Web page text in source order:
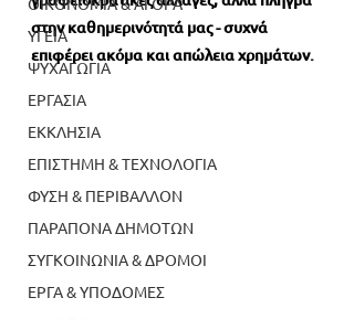
ΥΓΕΙΑ
ΨΥΧΑΓΩΓΙΑ
ΕΡΓΑΣΙΑ
ΕΚΚΛΗΣΙΑ
ΕΠΙΣΤΗΜΗ & ΤΕΧΝΟΛΟΓΙΑ
ΦΥΣΗ & ΠΕΡΙΒΑΛΛΟΝ
ΠΑΡΑΠΟΝΑ ΔΗΜΟΤΩΝ
ΣΥΓΚΟΙΝΩΝΙΑ & ΔΡΟΜΟΙ
ΕΡΓΑ & ΥΠΟΔΟΜΕΣ
στην καθημερινότητά μας - συχνά
επιφέρει ακόμα και απώλεια χρημάτων.